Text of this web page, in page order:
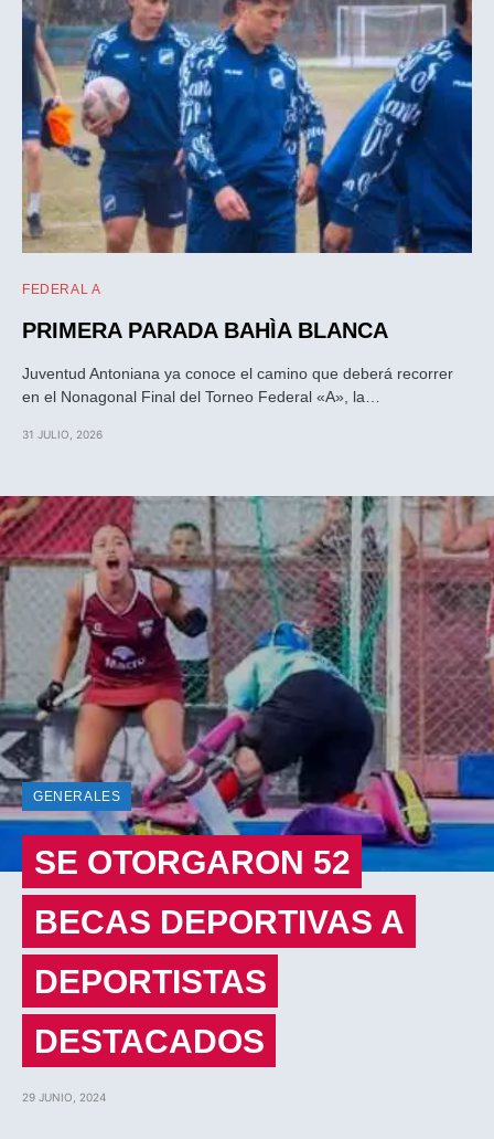
FEDERAL A
PRIMERA PARADA BAHÌA BLANCA
Juventud Antoniana ya conoce el camino que deberá recorrer
en el Nonagonal Final del Torneo Federal «A», la…
31 JULIO, 2026
GENERALES
SE OTORGARON 52
BECAS DEPORTIVAS A
DEPORTISTAS
DESTACADOS
29 JUNIO, 2024